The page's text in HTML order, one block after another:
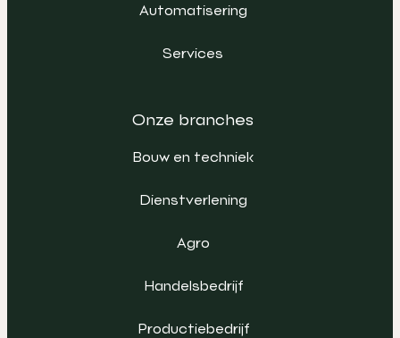
Automatisering
Services
Onze branches
Bouw en techniek
Dienstverlening
Agro
Handelsbedrijf
Productiebedrijf